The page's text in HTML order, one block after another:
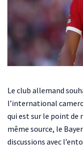
Le club allemand
l’international
qui est sur le point de
même source, le
discussions avec